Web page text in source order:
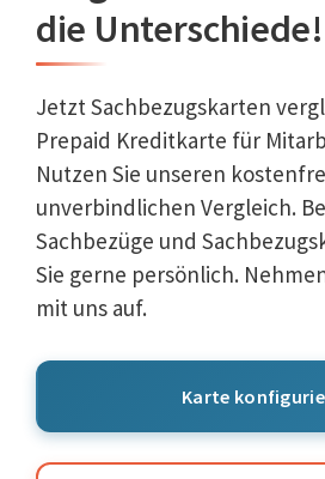
die Unterschiede!
Jetzt Sachbezugskarten
Prepaid Kreditkarte für
Nutzen Sie unseren
unverbindlichen Vergleich.
Sachbezüge und
Sie gerne persönlich.
mit uns auf.
Karte